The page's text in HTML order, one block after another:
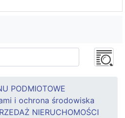
PODMIOTOWE
i ochrona środowiska
NIERUCHOMOŚCI